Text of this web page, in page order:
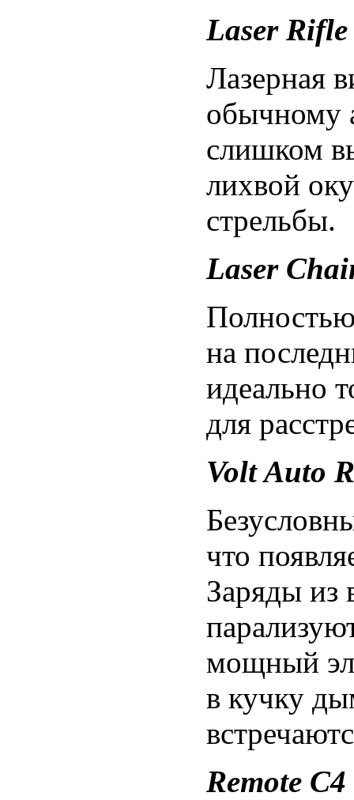
Laser Rifle
Лазерная
обычному
слишком
лихвой
стрельбы.
Laser
на
идеально
для
Volt Auto
что
Заряды из
мощный
в кучку
Remote C4